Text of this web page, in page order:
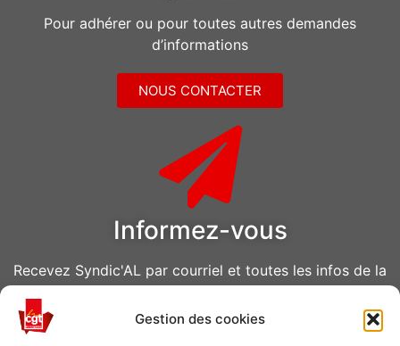
Gestion des cookies
Pour adhérer ou pour toutes autres demandes
d’informations
NOUS CONTACTER
Informez-vous
Recevez Syndic'AL par courriel et toutes les infos de la